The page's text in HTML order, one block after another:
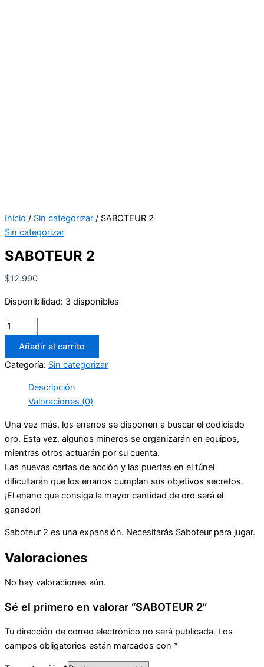
Inicio / Sin categorizar / SABOTEUR 2
Sin categorizar
SABOTEUR 2
$12.990
Disponibilidad: 3 disponibles
Añadir al carrito
Categoría: Sin categorizar
Descripción
Valoraciones (0)
Una vez más, los enanos se disponen a buscar el codiciado
oro. Esta vez, algunos mineros se organizarán en equipos,
mientras otros actuarán por su cuenta.
Las nuevas cartas de acción y las puertas en el túnel
dificultarán que los enanos cumplan sus objetivos secretos.
¡El enano que consiga la mayor cantidad de oro será el
ganador!
Saboteur 2 es una expansión. Necesitarás Saboteur para jugar.
Valoraciones
No hay valoraciones aún.
Sé el primero en valorar “SABOTEUR 2”
Tu dirección de correo electrónico no será publicada. Los
campos obligatorios están marcados con *